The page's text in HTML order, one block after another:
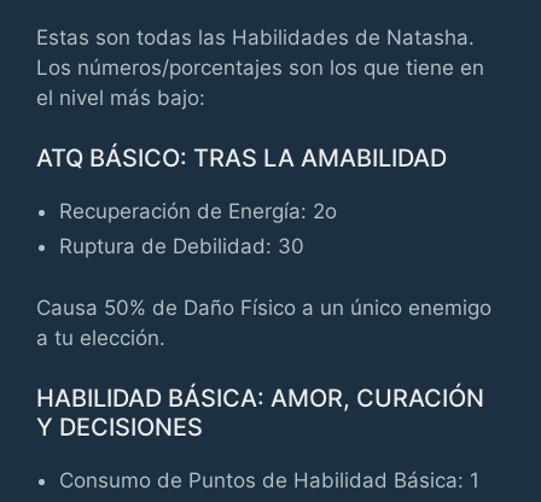
Estas son todas las Habilidades de Natasha.
Los números/porcentajes son los que tiene en
el nivel más bajo:
ATQ BÁSICO: TRAS LA AMABILIDAD
Recuperación de Energía: 2o
Ruptura de Debilidad: 30
Causa 50% de Daño Físico a un único enemigo
a tu elección.
HABILIDAD BÁSICA: AMOR, CURACIÓN
Y DECISIONES
Consumo de Puntos de Habilidad Básica: 1